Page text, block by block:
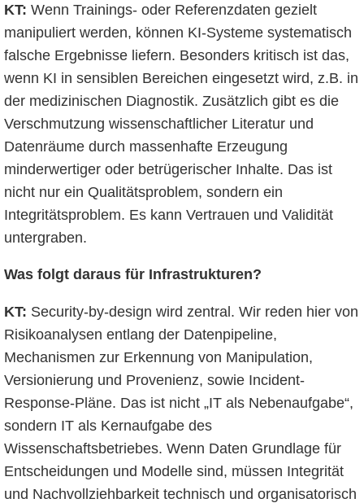
KT: Wenn Trainings- oder Referenzdaten gezielt
manipuliert werden, können KI-Systeme systematisch
falsche Ergebnisse liefern. Besonders kritisch ist das,
wenn KI in sensiblen Bereichen eingesetzt wird, z.B. in
der medizinischen Diagnostik. Zusätzlich gibt es die
Verschmutzung wissenschaftlicher Literatur und
Datenräume durch massenhafte Erzeugung
minderwertiger oder betrügerischer Inhalte. Das ist
nicht nur ein Qualitätsproblem, sondern ein
Integritätsproblem. Es kann Vertrauen und Validität
untergraben.
Was folgt daraus für Infrastrukturen?
KT: Security-by-design wird zentral. Wir reden hier von
Risikoanalysen entlang der Datenpipeline,
Mechanismen zur Erkennung von Manipulation,
Versionierung und Provenienz, sowie Incident-
Response-Pläne. Das ist nicht „IT als Nebenaufgabe“,
sondern IT als Kernaufgabe des
Wissenschaftsbetriebes. Wenn Daten Grundlage für
Entscheidungen und Modelle sind, müssen Integrität
und Nachvollziehbarkeit technisch und organisatorisch